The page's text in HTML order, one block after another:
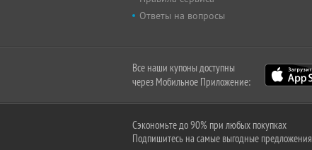
Ответы на вопросы
Все наши купоны доступны
через Мобильное Приложение:
Сэкономьте до 90% при любых покупках
Подпишитесь на самые выгодные предложения